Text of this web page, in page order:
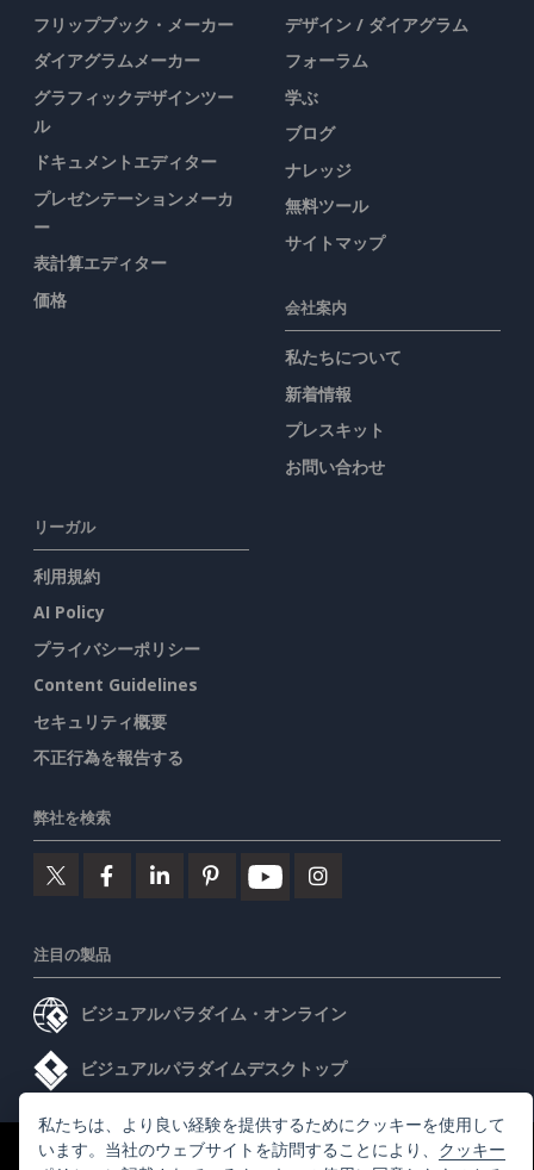
フリップブック・メーカー
ダイアグラムメーカー
グラフィックデザインツー
ル
ドキュメントエディター
プレゼンテーションメーカ
ー
表計算エディター
価格
デザイン / ダイアグラム
フォーラム
学ぶ
ブログ
ナレッジ
無料ツール
サイトマップ
会社案内
私たちについて
新着情報
プレスキット
お問い合わせ
リーガル
利用規約
AI Policy
プライバシーポリシー
Content Guidelines
セキュリティ概要
不正行為を報告する
弊社を検索
注目の製品
ビジュアルパラダイム・オンライン
ビジュアルパラダイムデスクトップ
©2026 by Visual Paradigm. 全ての権利を有する 利用規約
私たちは、より良い経験を提供するためにクッキーを使用して
います。当社のウェブサイトを訪問することにより、 クッキー